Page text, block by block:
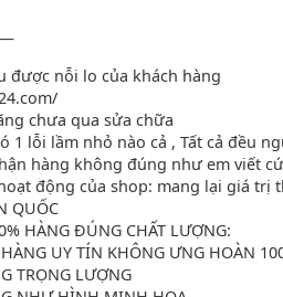
được nỗi lo của khách hàng
chưa qua sửa chữa
1 lỗi lầm nhỏ nào cả , Tất cả đều
hàng không đúng như em viết
động của shop: mang lại giá trị
QUỐC
HÀNG ĐÚNG CHẤT LƯỢNG:
UY TÍN KHÔNG ƯNG HOÀN
TRỌNG LƯỢNG